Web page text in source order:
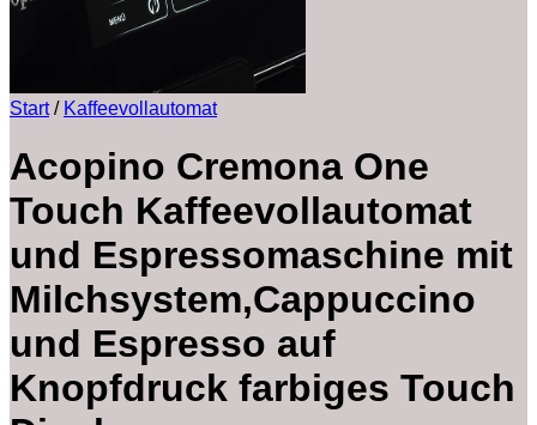
Start / Kaffeevollautomat
Acopino Cremona One
Touch Kaffeevollautomat
und Espressomaschine mit
Milchsystem,Cappuccino
und Espresso auf
Knopfdruck farbiges Touch